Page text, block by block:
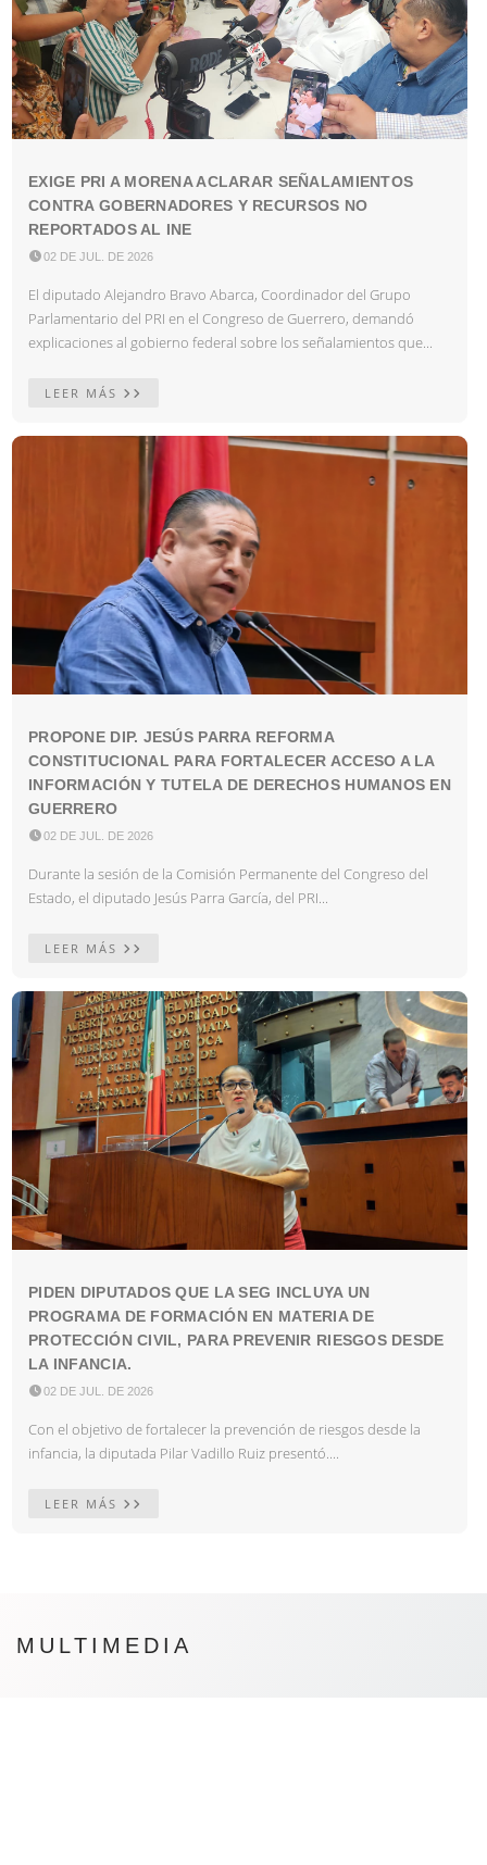
EXIGE PRI A MORENA ACLARAR SEÑALAMIENTOS
CONTRA GOBERNADORES Y RECURSOS NO
REPORTADOS AL INE
02 DE JUL. DE 2026
El diputado Alejandro Bravo Abarca, Coordinador del Grupo
Parlamentario del PRI en el Congreso de Guerrero, demandó
explicaciones al gobierno federal sobre los señalamientos que...
LEER MÁS
PROPONE DIP. JESÚS PARRA REFORMA
CONSTITUCIONAL PARA FORTALECER ACCESO A LA
INFORMACIÓN Y TUTELA DE DERECHOS HUMANOS EN
GUERRERO
02 DE JUL. DE 2026
Durante la sesión de la Comisión Permanente del Congreso del
Estado, el diputado Jesús Parra García, del PRI...
LEER MÁS
PIDEN DIPUTADOS QUE LA SEG INCLUYA UN
PROGRAMA DE FORMACIÓN EN MATERIA DE
PROTECCIÓN CIVIL, PARA PREVENIR RIESGOS DESDE
LA INFANCIA.
02 DE JUL. DE 2026
Con el objetivo de fortalecer la prevención de riesgos desde la
infancia, la diputada Pilar Vadillo Ruiz presentó....
LEER MÁS
MULTIMEDIA